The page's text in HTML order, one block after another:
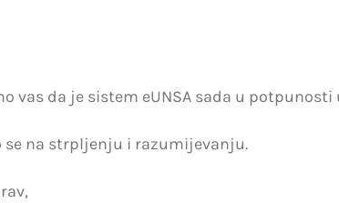
vas da je sistem eUNSA sada u
na strpljenju i razumijevanju.